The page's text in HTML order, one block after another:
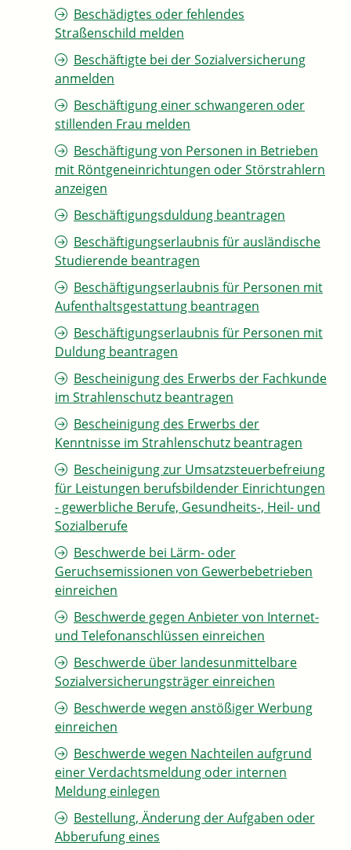
Beschädigtes oder fehlendes
Straßenschild melden
Beschäftigte bei der Sozialversicherung
anmelden
Beschäftigung einer schwangeren oder
stillenden Frau melden
Beschäftigung von Personen in Betrieben
mit Röntgeneinrichtungen oder Störstrahlern
anzeigen
Beschäftigungsduldung beantragen
Beschäftigungserlaubnis für ausländische
Studierende beantragen
Beschäftigungserlaubnis für Personen mit
Aufenthaltsgestattung beantragen
Beschäftigungserlaubnis für Personen mit
Duldung beantragen
Bescheinigung des Erwerbs der Fachkunde
im Strahlenschutz beantragen
Bescheinigung des Erwerbs der
Kenntnisse im Strahlenschutz beantragen
Bescheinigung zur Umsatzsteuerbefreiung
für Leistungen berufsbildender Einrichtungen
- gewerbliche Berufe, Gesundheits-, Heil- und
Sozialberufe
Beschwerde bei Lärm- oder
Geruchsemissionen von Gewerbebetrieben
einreichen
Beschwerde gegen Anbieter von Internet-
und Telefonanschlüssen einreichen
Beschwerde über landesunmittelbare
Sozialversicherungsträger einreichen
Beschwerde wegen anstößiger Werbung
einreichen
Beschwerde wegen Nachteilen aufgrund
einer Verdachtsmeldung oder internen
Meldung einlegen
Bestellung, Änderung der Aufgaben oder
Abberufung eines